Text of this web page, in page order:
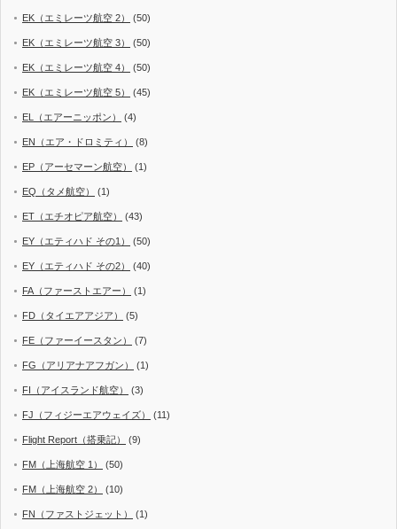
EK（エミレーツ航空 2） (50)
EK（エミレーツ航空 3） (50)
EK（エミレーツ航空 4） (50)
EK（エミレーツ航空 5） (45)
EL（エアーニッポン） (4)
EN（エア・ドロミティ） (8)
EP（アーセマーン航空） (1)
EQ（タメ航空） (1)
ET（エチオピア航空） (43)
EY（エティハド その1） (50)
EY（エティハド その2） (40)
FA（ファーストエアー） (1)
FD（タイエアアジア） (5)
FE（ファーイースタン） (7)
FG（アリアナアフガン） (1)
FI（アイスランド航空） (3)
FJ（フィジーエアウェイズ） (11)
Flight Report（搭乗記） (9)
FM（上海航空 1） (50)
FM（上海航空 2） (10)
FN（ファストジェット） (1)